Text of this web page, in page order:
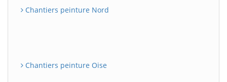
Chantiers peinture Nord
Chantiers peinture Oise